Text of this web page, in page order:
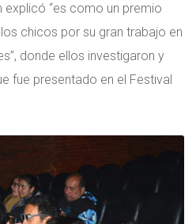
explicó “es como un premio
chicos por su gran trabajo en
donde ellos investigaron y
fue presentado en el Festival